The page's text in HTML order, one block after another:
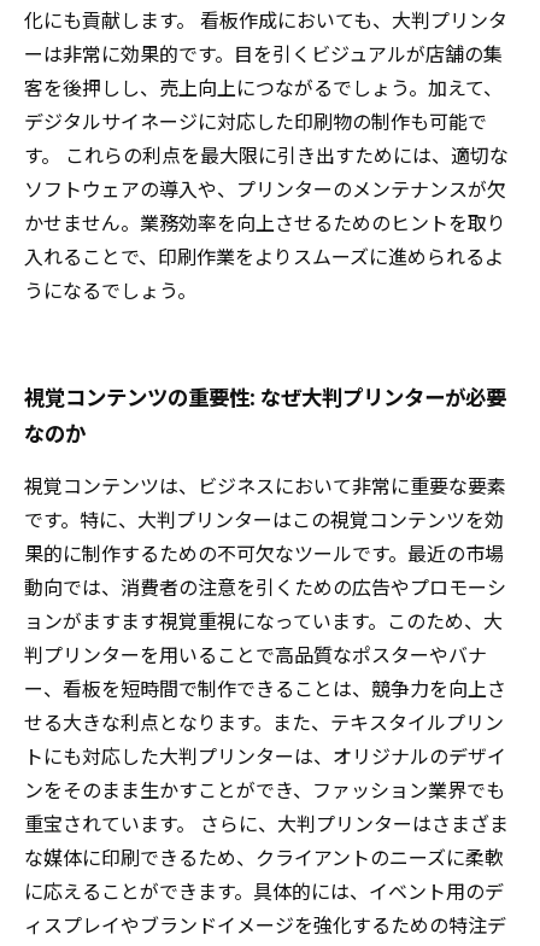
化にも貢献します。 看板作成においても、大判プリンタ
ーは非常に効果的です。目を引くビジュアルが店舗の集
客を後押しし、売上向上につながるでしょう。加えて、
デジタルサイネージに対応した印刷物の制作も可能で
す。 これらの利点を最大限に引き出すためには、適切な
ソフトウェアの導入や、プリンターのメンテナンスが欠
かせません。業務効率を向上させるためのヒントを取り
入れることで、印刷作業をよりスムーズに進められるよ
うになるでしょう。
視覚コンテンツの重要性: なぜ大判プリンターが必要
なのか
視覚コンテンツは、ビジネスにおいて非常に重要な要素
です。特に、大判プリンターはこの視覚コンテンツを効
果的に制作するための不可欠なツールです。最近の市場
動向では、消費者の注意を引くための広告やプロモーシ
ョンがますます視覚重視になっています。このため、大
判プリンターを用いることで高品質なポスターやバナ
ー、看板を短時間で制作できることは、競争力を向上さ
せる大きな利点となります。また、テキスタイルプリン
トにも対応した大判プリンターは、オリジナルのデザイ
ンをそのまま生かすことができ、ファッション業界でも
重宝されています。 さらに、大判プリンターはさまざま
な媒体に印刷できるため、クライアントのニーズに柔軟
に応えることができます。具体的には、イベント用のデ
ィスプレイやブランドイメージを強化するための特注デ